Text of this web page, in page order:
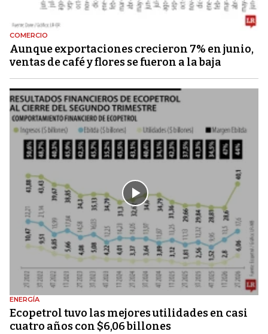
COMERCIO
Aunque exportaciones crecieron 7% en junio,
ventas de café y flores se fueron a la baja
ENERGÍA
Ecopetrol tuvo las mejores utilidades en casi
cuatro años con $6,06 billones